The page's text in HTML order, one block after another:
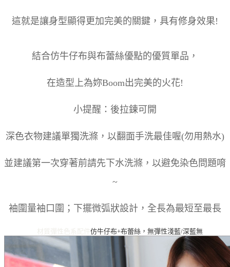
這就是讓身型顯得更加完美的關鍵，具有修身效果!
結合仿牛仔布與布蕾絲優點的優質單品，
在造型上為妳Boom出完美的火花!
小提醒：後拉鍊可開
深色衣物建議單獨洗滌，以翻面手洗最佳喔(勿用熱水)
並建議第一次穿著前請先下水洗滌，以避免染色問題唷
~
袖圍量袖口圍；下擺微弧狀設計，全長為最短至最長
仿牛仔布+布蕾絲，無彈性淺藍/深藍無